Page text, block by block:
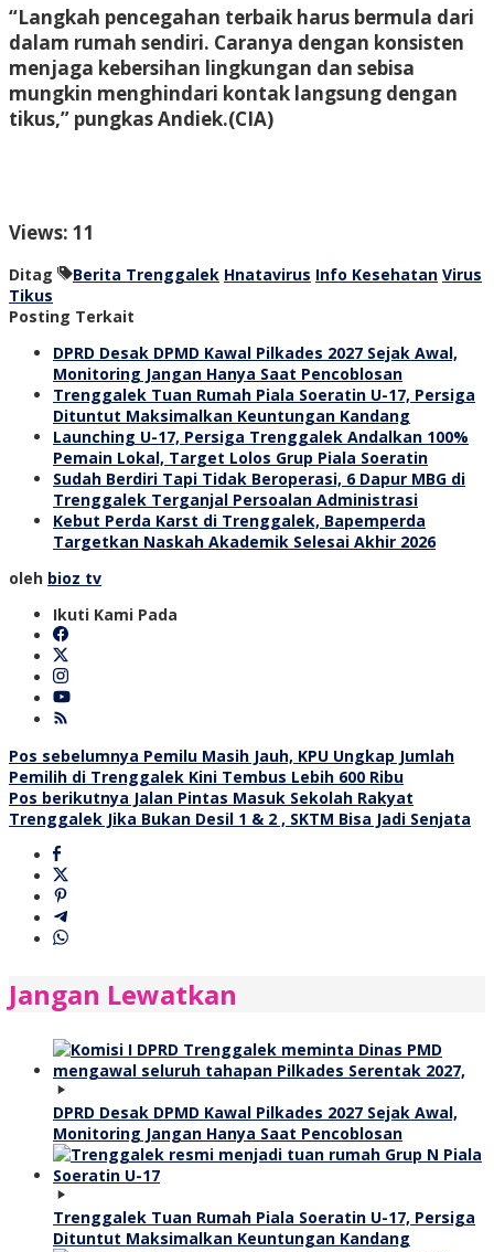
“Langkah pencegahan terbaik harus bermula dari
dalam rumah sendiri. Caranya dengan konsisten
menjaga kebersihan lingkungan dan sebisa
mungkin menghindari kontak langsung dengan
tikus,” pungkas Andiek.(CIA)
Views: 11
Ditag Berita Trenggalek Hnatavirus Info Kesehatan Virus
Tikus
Posting Terkait
DPRD Desak DPMD Kawal Pilkades 2027 Sejak Awal,
Monitoring Jangan Hanya Saat Pencoblosan
Trenggalek Tuan Rumah Piala Soeratin U-17, Persiga
Dituntut Maksimalkan Keuntungan Kandang
Launching U-17, Persiga Trenggalek Andalkan 100%
Pemain Lokal, Target Lolos Grup Piala Soeratin
Sudah Berdiri Tapi Tidak Beroperasi, 6 Dapur MBG di
Trenggalek Terganjal Persoalan Administrasi
Kebut Perda Karst di Trenggalek, Bapemperda
Targetkan Naskah Akademik Selesai Akhir 2026
oleh bioz tv
Ikuti Kami Pada
Navigasi
pos
Pos sebelumnya Pemilu Masih Jauh, KPU Ungkap Jumlah
Pemilih di Trenggalek Kini Tembus Lebih 600 Ribu
Pos berikutnya Jalan Pintas Masuk Sekolah Rakyat
Trenggalek Jika Bukan Desil 1 & 2 , SKTM Bisa Jadi Senjata
Jangan Lewatkan
DPRD Desak DPMD Kawal Pilkades 2027 Sejak Awal,
Monitoring Jangan Hanya Saat Pencoblosan
Trenggalek Tuan Rumah Piala Soeratin U-17, Persiga
Dituntut Maksimalkan Keuntungan Kandang